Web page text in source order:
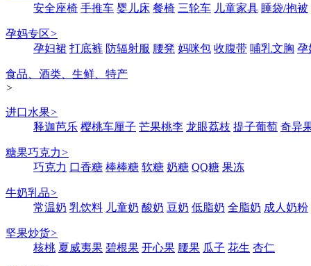
安全座椅 手推车 婴儿床 餐椅 三轮车 儿童家具 睡袋/抱被
孕妈专区>
孕妇裙 打底裤 防辐射服 腰凳 妈咪包 收腹带 哺乳文胸 孕
食品、酒类、生鲜、特产
>
进口水果>
释迦芭乐 樱桃车厘子 芒果桃李 龙眼荔枝 提子葡萄 奇异
糖果巧克力>
巧克力 口香糖 棒棒糖 软糖 奶糖 QQ糖 果冻
牛奶乳品>
常温奶 乳饮料 儿童奶 酸奶 豆奶 低脂奶 全脂奶 成人奶粉
坚果炒货>
核桃 夏威夷果 碧根果 开心果 腰果 瓜子 花生 杏仁